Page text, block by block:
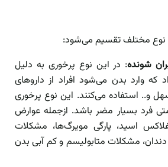
نوع مختلف تقسیم می‌شود:
شونده: در این نوع پرخوری به دلیل
که وارد بدن می‌شود افراد از داروهای
و.. استفاده می‌کنند. این نوع پرخوری
فرد بسیار مضر باشد. ازجمله عوارض
اسید، پارگی مویرگ‌ها، مشکلات
مشکلات متابولیسم و کم آبی بدن